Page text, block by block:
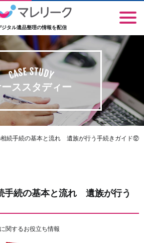
ジタル遺品整理の情報を配信
ススタディー
続手続の基本と流れ 遺族が行う手続きガイド⑫
手続の基本と流れ 遺族が行う
関するお役立ち情報